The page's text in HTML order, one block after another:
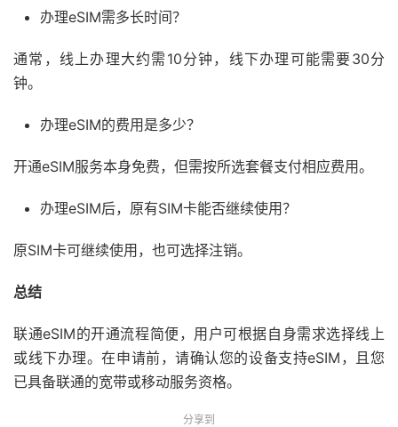
办理eSIM需多长时间？
通常，线上办理大约需10分钟，线下办理可能需要30分
钟。
办理eSIM的费用是多少？
开通eSIM服务本身免费，但需按所选套餐支付相应费用。
办理eSIM后，原有SIM卡能否继续使用？
原SIM卡可继续使用，也可选择注销。
总结
联通eSIM的开通流程简便，用户可根据自身需求选择线上
或线下办理。在申请前，请确认您的设备支持eSIM，且您
已具备联通的宽带或移动服务资格。
分享到